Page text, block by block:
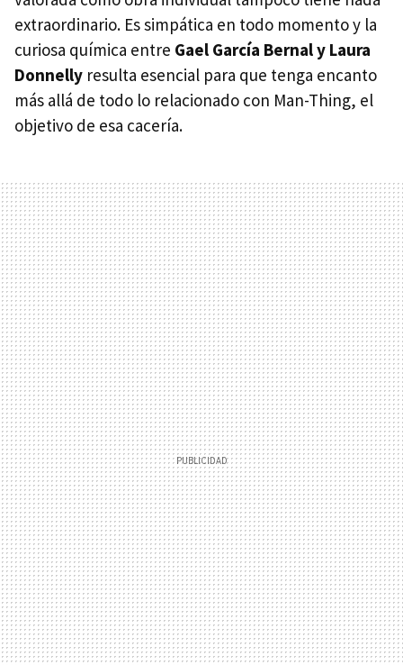
extraordinario. Es simpática en todo momento y la
curiosa química entre Gael García Bernal y Laura
Donnelly resulta esencial para que tenga encanto
más allá de todo lo relacionado con Man-Thing, el
objetivo de esa cacería.